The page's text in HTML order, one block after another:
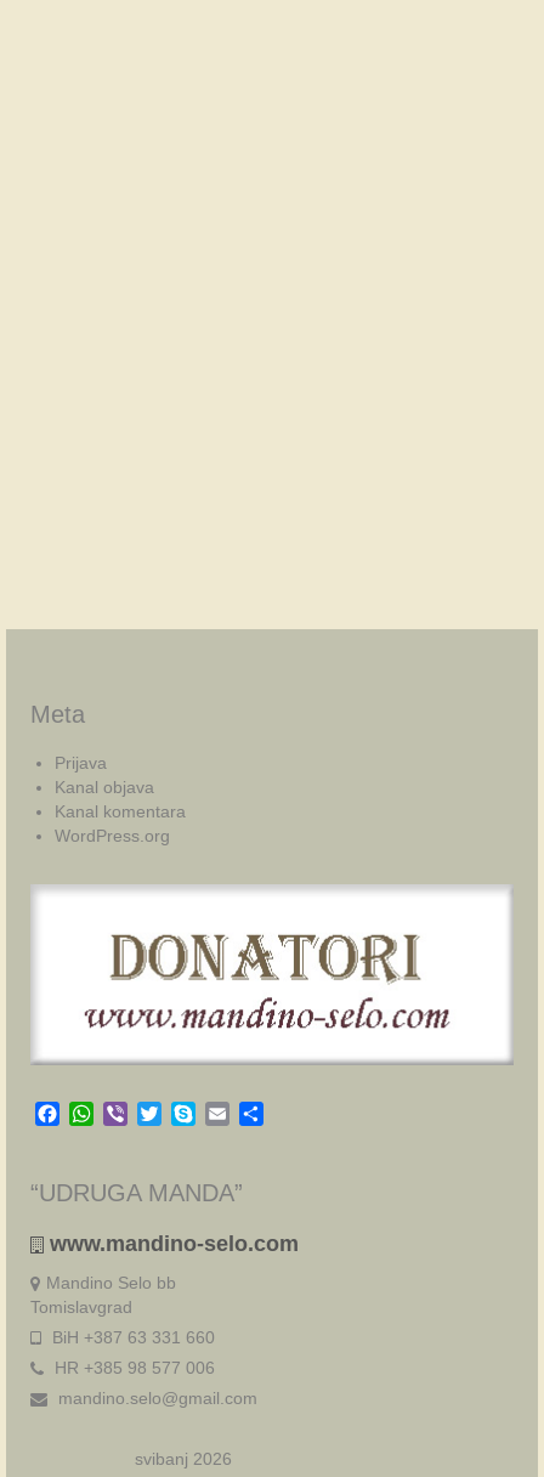
Meta
Prijava
Kanal objava
Kanal komentara
WordPress.org
Facebook
WhatsApp
Viber TwitterSkypeEmail
“UDRUGA MANDA”
www.mandino-selo.com
Mandino Selo bb
Tomislavgrad
BiH +387 63 331 660
HR +385 98 577 006
mandino.selo@gmail.com
svibanj 2026